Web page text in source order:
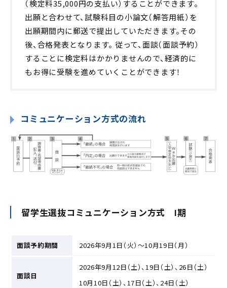
（検定料35,000円の支払い）することができます。
出願と合わせて、試験科目の小論文（解答用紙）を
出願期間内に郵送で提出していただきます。その
後、合格発表となります。 従って、面談（面談予約）
することに検定料はかかりませんので、経済的に
もお得に受験を進めていくことができます！
コミュニケーション方式の流れ
留学生選抜コミュニケーション方式 Ⅰ期
面談予約期間 2026年9月1日（火）～10月19日（月）
面談日
2026年9月12日（土）、19日（土）、26日（土）
10月10日（土）、17日（土）、24日（土）